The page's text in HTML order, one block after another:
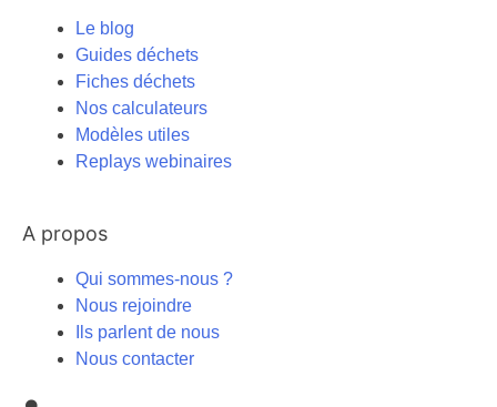
Le blog
Guides déchets
Fiches déchets
Nos calculateurs
Modèles utiles
Replays webinaires
A propos
Qui sommes-nous ?
Nous rejoindre
Ils parlent de nous
Nous contacter